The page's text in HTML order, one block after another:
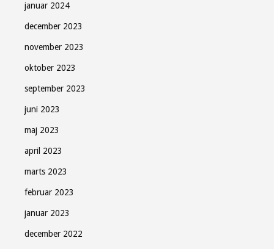
januar 2024
december 2023
november 2023
oktober 2023
september 2023
juni 2023
maj 2023
april 2023
marts 2023
februar 2023
januar 2023
december 2022